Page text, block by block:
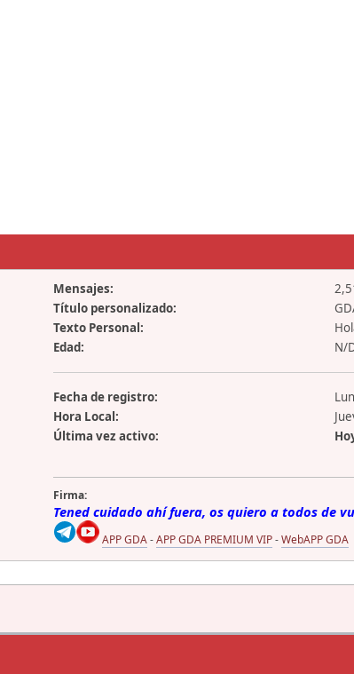
Mensajes:
Título personalizado:
Texto Personal:
Edad:
N/
Fecha de registro:
Hora Local:
Última vez activo:
Firma:
Tened cuidado ahí fuera, os quiero a todos de
APP GDA-APP GDA PREMIUM VIP-WebAPP GDA